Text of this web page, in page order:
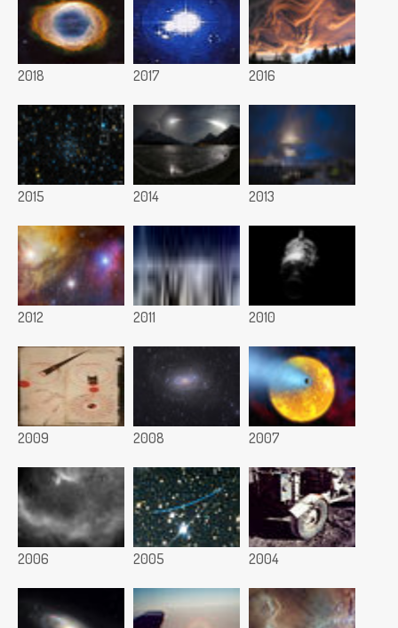
2018 2017 2016
2015 2014 2013
2012 2011 2010
2009 2008 2007
2006 2005 2004